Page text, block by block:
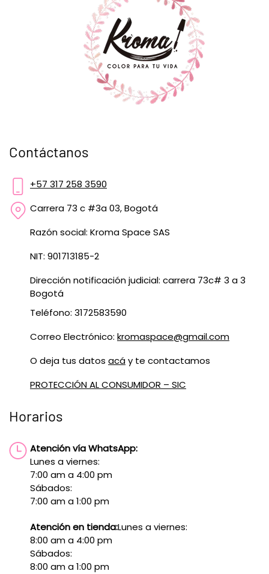
Contáctanos
+57 317 258 3590
Carrera 73 c #3a 03, Bogotá
Razón social: Kroma Space SAS
NIT: 901713185-2
Dirección notificación judicial: carrera 73c# 3 a 3
Bogotá
Teléfono: 3172583590
Correo Electrónico: kromaspace@gmail.com
O deja tus datos acáy te contactamos
PROTECCIÓN AL CONSUMIDOR – SIC
Horarios
Atención vía WhatsApp:
Lunes a viernes:
7:00 am a 4:00 pm
Sábados:
7:00 am a 1:00 pm
Atención en tienda:Lunes a viernes:
8:00 am a 4:00 pm
Sábados:
8:00 am a 1:00 pm